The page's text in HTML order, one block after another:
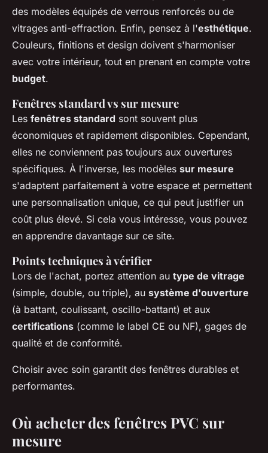
des modèles équipés de verrous renforcés ou de
vitrages anti-effraction. Enfin, pensez à l'esthétique.
Couleurs, finitions et design doivent s'harmoniser
avec votre intérieur, tout en prenant en compte votre
budget.
Fenêtres standard vs sur mesure
Les fenêtres standard sont souvent plus
économiques et rapidement disponibles. Cependant,
elles ne conviennent pas toujours aux ouvertures
spécifiques. À l'inverse, les modèles sur mesure
s'adaptent parfaitement à votre espace et permettent
une personnalisation unique, ce qui peut justifier un
coût plus élevé. Si cela vous intéresse, vous pouvez
en apprendre davantage sur ce site.
Points techniques à vérifier
Lors de l'achat, portez attention au type de vitrage
(simple, double, ou triple), au système d'ouverture
(à battant, coulissant, oscillo-battant) et aux
certifications (comme le label CE ou NF), gages de
qualité et de conformité.
Choisir avec soin garantit des fenêtres durables et
performantes.
Où acheter des fenêtres PVC sur
mesure